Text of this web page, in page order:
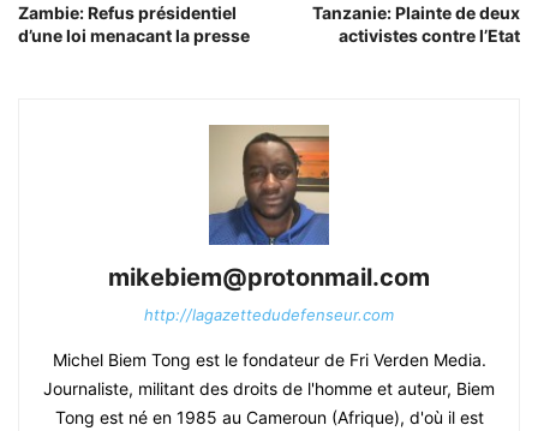
Zambie: Refus présidentiel
d’une loi menacant la presse
Tanzanie: Plainte de deux
activistes contre l’Etat
mikebiem@protonmail.com
http://lagazettedudefenseur.com
Michel Biem Tong est le fondateur de Fri Verden Media.
Journaliste, militant des droits de l'homme et auteur, Biem
Tong est né en 1985 au Cameroun (Afrique), d'où il est